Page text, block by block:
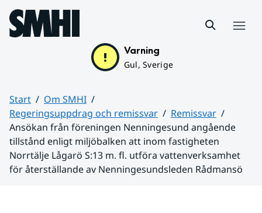
Hoppa till sidans innehåll
Varning
Gul, Sverige
Start
Om SMHI
Regeringsuppdrag och remissvar
Remissvar
Ansökan från föreningen Nenningesund angående
tillstånd enligt miljöbalken att inom fastigheten
Norrtälje Lågarö S:13 m. fl. utföra vattenverksamhet
för återställande av Nenningesundsleden Rådmansö